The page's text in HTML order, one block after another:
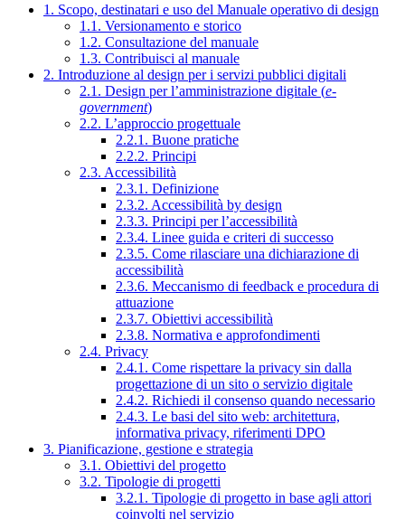
1. Scopo, destinatari e uso del Manuale operativo di design
1.1. Versionamento e storico
1.2. Consultazione del manuale
1.3. Contribuisci al manuale
2. Introduzione al design per i servizi pubblici digitali
2.1. Design per l’amministrazione digitale (e-
government)
2.2. L’approccio progettuale
2.2.1. Buone pratiche
2.2.2. Principi
2.3. Accessibilità
2.3.1. Definizione
2.3.2. Accessibilità by design
2.3.3. Principi per l’accessibilità
2.3.4. Linee guida e criteri di successo
2.3.5. Come rilasciare una dichiarazione di
accessibilità
2.3.6. Meccanismo di feedback e procedura di
attuazione
2.3.7. Obiettivi accessibilità
2.3.8. Normativa e approfondimenti
2.4. Privacy
2.4.1. Come rispettare la privacy sin dalla
progettazione di un sito o servizio digitale
2.4.2. Richiedi il consenso quando necessario
2.4.3. Le basi del sito web: architettura,
informativa privacy, riferimenti DPO
3. Pianificazione, gestione e strategia
3.1. Obiettivi del progetto
3.2. Tipologie di progetti
3.2.1. Tipologie di progetto in base agli attori
coinvolti nel servizio